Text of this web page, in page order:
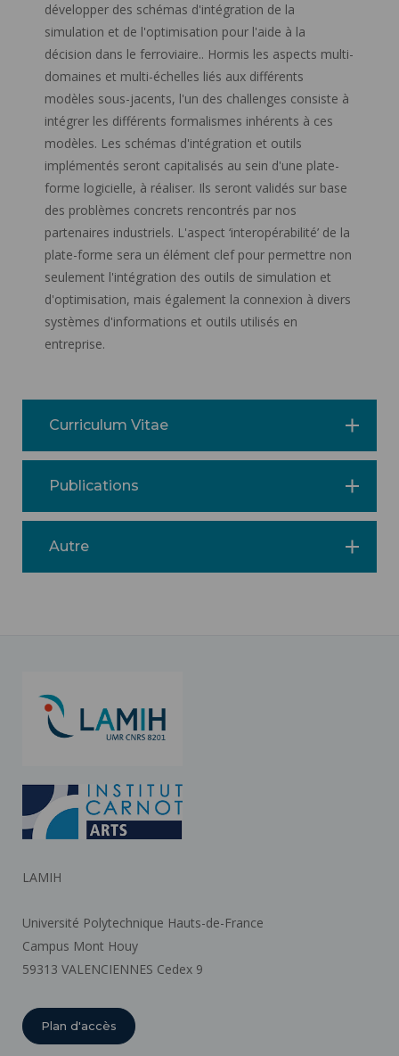
développer des schémas d'intégration de la
simulation et de l'optimisation pour l'aide à la
décision dans le ferroviaire.. Hormis les aspects multi-
domaines et multi-échelles liés aux différents
modèles sous-jacents, l'un des challenges consiste à
intégrer les différents formalismes inhérents à ces
modèles. Les schémas d'intégration et outils
implémentés seront capitalisés au sein d'une plate-
forme logicielle, à réaliser. Ils seront validés sur base
des problèmes concrets rencontrés par nos
partenaires industriels. L'aspect ‘interopérabilité’ de la
plate-forme sera un élément clef pour permettre non
seulement l'intégration des outils de simulation et
d'optimisation, mais également la connexion à divers
systèmes d'informations et outils utilisés en
entreprise.
Curriculum Vitae
Publications
Autre
LAMIH
Université Polytechnique Hauts-de-France
Campus Mont Houy
59313 VALENCIENNES Cedex 9
Plan d'accès